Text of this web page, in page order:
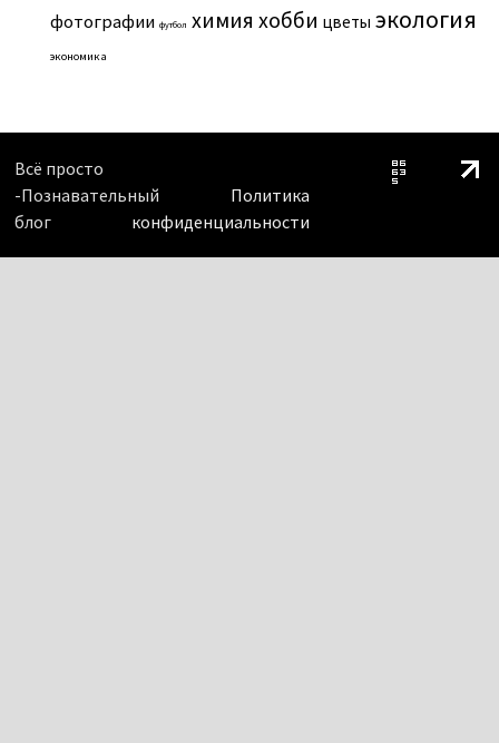
фотографии футбол химия хобби цветы экология
экономика
Всё просто
-Познавательный
блог
Политика
конфиденциальности